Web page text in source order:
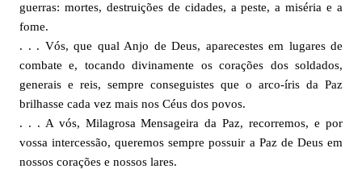
guerras: mortes, destruições de cidades, a peste, a miséria e a
fome.
. . . Vós, que qual Anjo de Deus, aparecestes em lugares de
combate e, tocando divinamente os corações dos soldados,
generais e reis, sempre conseguistes que o arco-íris da Paz
brilhasse cada vez mais nos Céus dos povos.
. . . A vós, Milagrosa Mensageira da Paz, recorremos, e por
vossa intercessão, queremos sempre possuir a Paz de Deus em
nossos corações e nossos lares.